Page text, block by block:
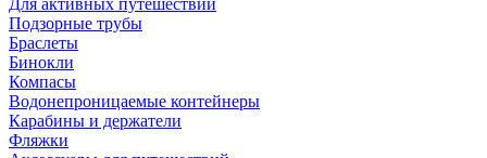
Для активных путешествий
Подзорные трубы
Браслеты
Бинокли
Компасы
Водонепроницаемые контейнеры
Карабины и держатели
Фляжки